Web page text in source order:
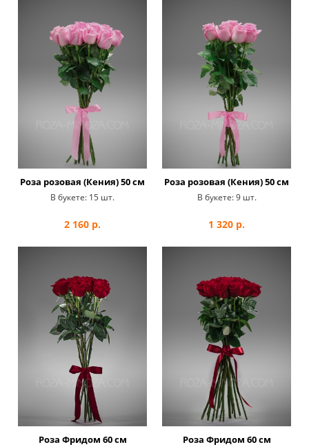
Роза розовая (Кения) 50 см
В букете: 15 шт.
2 160 р.
Роза розовая (Кения) 50 см
В букете: 9 шт.
1 320 р.
Роза Фридом 60 см
Роза Фридом 60 см